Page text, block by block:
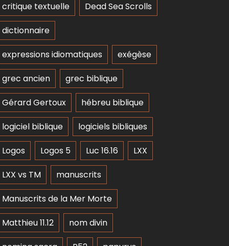
critique textuelle Dead Sea Scrolls
dictionnaire
expressions idiomatiques exégèse
grec ancien grec biblique
Gérard Gertoux hébreu biblique
logiciel biblique logiciels bibliques
Logos Logos 5 Luc 16.16 LXX
LXX vs TM manuscrits
Manuscrits de la Mer Morte
Matthieu 11.12 nom divin